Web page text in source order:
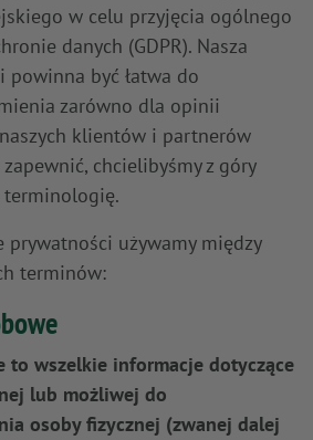
w celu przyjęcia ogólnego
danych (GDPR). Nasza
być łatwa do
zarówno dla opinii
klientów i partnerów
chcielibyśmy z góry
prywatności używamy między
terminów:
to wszelkie informacje dotyczące
lub możliwej do
osoby fizycznej (zwanej dalej